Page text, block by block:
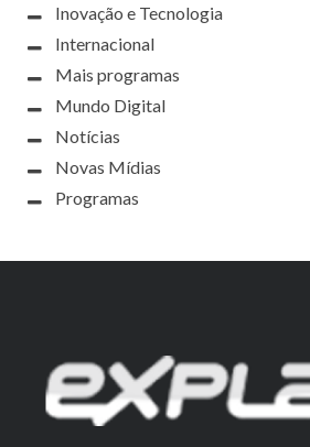
Inovação e Tecnologia
Internacional
Mais programas
Mundo Digital
Notícias
Novas Mídias
Programas